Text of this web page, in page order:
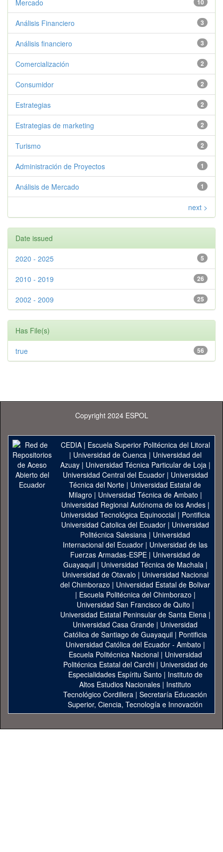
10
Mercado
3
Análisis Financiero
3
Análisis financiero
2
Comercialización
2
Consumidor
2
Estrategias
2
Estrategias de marketing
2
Turismo
1
Administración de Proyectos
1
Análisis de Mercado
next >
Date issued
5
2020 - 2025
26
2010 - 2019
25
2002 - 2009
Has File(s)
56
true
Copyright 2024 ESPOL
CEDIA| Escuela Superior Politécnica del Litoral
| Universidad de Cuenca| Universidad del
Azuay| Universidad Técnica Particular de Loja|
Universidad Central del Ecuador| Universidad
Técnica del Norte | Universidad Estatal de
Milagro | Universidad Técnica de Ambato |
Universidad Regional Autónoma de los Andes|
Universidad Tecnológica Equinoccial| Pontificia
Universidad Catolica del Ecuador | Universidad
Politécnica Salesiana | Universidad
Internacional del Ecuador | Universidad de las
Fuerzas Armadas-ESPE | Universidad de
Guayaquil| Universidad Técnica de Machala|
Universidad de Otavalo | Universidad Nacional
del Chimborazo | Universidad Estatal de Bolivar
| Escuela Politécnica del Chimborazo |
Universidad San Francisco de Quito |
Universidad Estatal Peninsular de Santa Elena|
Universidad Casa Grande | Universidad
Católica de Santiago de Guayaquil| Pontificia
Universidad Católica del Ecuador - Ambato |
Escuela Politécnica Nacional| Universidad
Politécnica Estatal del Carchi| Universidad de
Especialidades Espíritu Santo | Instituto de
Altos Estudios Nacionales | Instituto
Tecnológico Cordillera | Secretaría Educación
Superior, Ciencia, Tecnología e Innovación